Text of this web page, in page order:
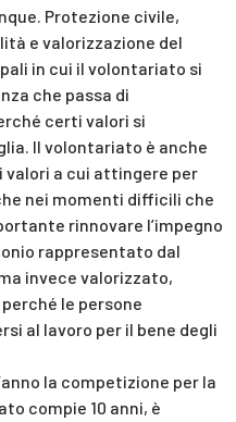
Protezione civile,
e valorizzazione del
in cui il volontariato si
che passa di
certi valori si
Il volontariato è anche
valori a cui attingere per
nei momenti difficili che
rinnovare l’impegno
rappresentato dal
invece valorizzato,
le persone
al lavoro per il bene degli
la competizione per la
compie 10 anni, è